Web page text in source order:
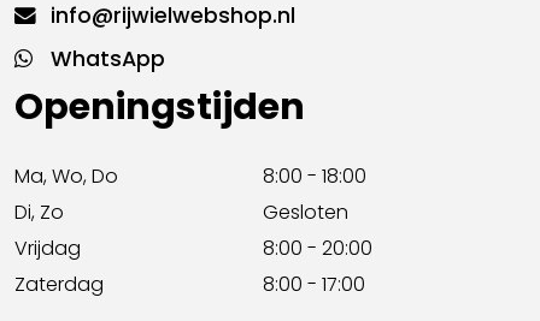
info@rijwielwebshop.nl
WhatsApp
Openingstijden
Ma, Wo, Do
8:00 - 18:00
Di, Zo
Gesloten
Vrijdag
8:00 - 20:00
Zaterdag
8:00 - 17:00